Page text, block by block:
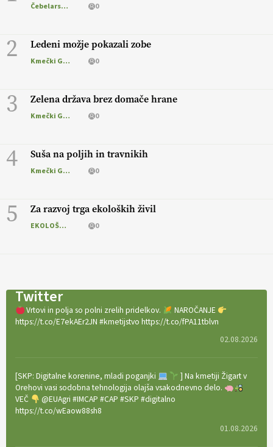
Čebelarstvo 0
2 Ledeni možje pokazali zobe
Kmečki Glas 0
3 Zelena država brez domače hrane
Kmečki Glas 0
4 Suša na poljih in travnikih
Kmečki Glas 0
5 Za razvoj trga ekoloških živil
EKOLOŠKO LOGIČNO 0
Twitter
Vrtovi in polja so polni zrelih pridelkov.
NAROČANJE
https://t.co/E7ekAEr2JN #kmetijstvo https://t.co/fPA11tblvn
02.08.2026
[SKP: Digitalne korenine, mladi poganjki
] Na kmetiji Žigart v
Orehovi vasi sodobna tehnologija olajša vsakodnevno delo.
VEČ
@EUAgri #IMCAP #CAP #SKP #digitalno
https://t.co/wEaow88sh8
01.08.2026